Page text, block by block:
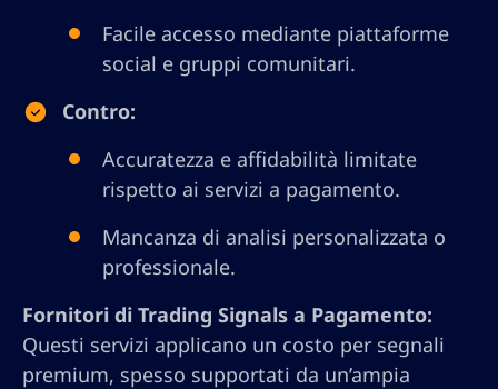
Facile accesso mediante piattaforme
social e gruppi comunitari.
Contro:
Accuratezza e affidabilità limitate
rispetto ai servizi a pagamento.
Mancanza di analisi personalizzata o
professionale.
Fornitori di Trading Signals a Pagamento:
Questi servizi applicano un costo per segnali
premium, spesso supportati da un’ampia